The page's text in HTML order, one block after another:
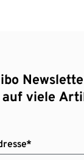
auf viele